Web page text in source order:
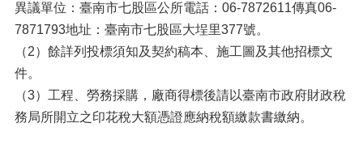
異議單位：臺南市七股區公所電話：06-7872611傳真06-
7871793地址：臺南市七股區大埕里377號。
（2）餘詳列投標須知及契約稿本、施工圖及其他招標文
件。
（3）工程、勞務採購，廠商得標後請以臺南市政府財政稅
務局所開立之印花稅大額憑證應納稅額繳款書繳納。